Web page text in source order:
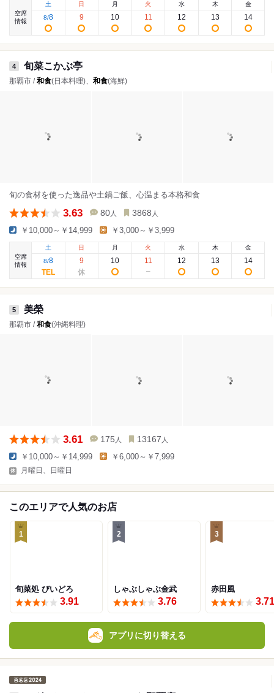
空席
情報
土
8/8
日
9
月
10
火
11
水
12
木
13
金
14
4 旬菜こかぶ亭
那覇市 /和食(日本料理)、 和食(海鮮)
旬の食材を使った逸品や土鍋ご飯、心温まる本格和食
3.63 80 人 3868 人
￥10,000～￥14,999 ￥3,000～￥3,999
空席
情報
土
8/8
日
9
月
10
火
11
水
12
木
13
金
14
5 美榮
那覇市 /和食(沖縄料理)
3.61 175 人 13167 人
￥10,000～￥14,999 ￥6,000～￥7,999
月曜日、日曜日
このエリアで人気のお店
1
旬菜処 びいどろ
3.91
2
しゃぶしゃぶ金武
3.76
3
赤田風
3.71
アプリに切り替える